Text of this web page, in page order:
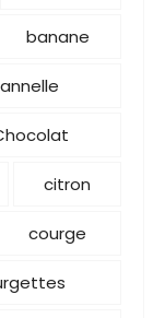
banane
citron
courge